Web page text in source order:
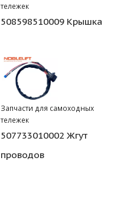
тележек
508598510009 Крышка
Запчасти для самоходных
тележек
507733010002 Жгут
проводов